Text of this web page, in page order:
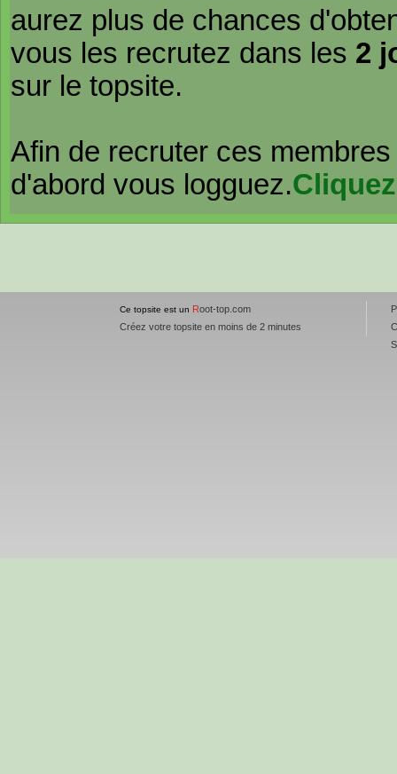
aurez plus de chances
vous les recrutez dans les 2
sur le topsite.
Afin de recruter ces
d'abord vous logguez.
Ce topsite est un Root-top.com
Créez votre topsite en moins de 2 minutes